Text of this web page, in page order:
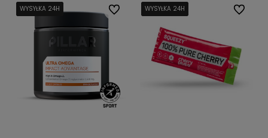
WYSYŁKA 24H
WYSYŁKA 24H
WYSYŁKA 24H
WYSYŁKA 24H Do ulubionychWYSYŁKA 24H
WYSYŁKA 24H
WYSYŁKA 24H
WYSYŁKA 24H Do